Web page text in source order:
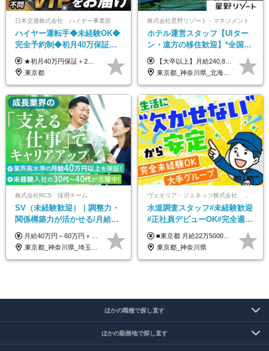
日本交通株式会社 ハイヤー事業部
ハイヤー運転手◆未経験OK◆
完全予約制◆初月40万保証◆
平均年収600万◆約4ヶ月研修
あり◆運転は1日4hほど
★初月40万円保証＋2～6ヶ月目35万円保証 ★平均年収600万円 月給236,000円（一律手当含む）＋運転手当（運転した時間に応じて支給）＋残業代＋賞与年2回 ※基礎研修期間（10日間）は日給1万円を支給します ※試用期間中（3ヶ月）の給与・待遇に差異はありません ※残業代は全額支給します
東京都
株式会社星野リゾート・マネジメント
ホテル運営スタッフ【UIター
ン・遠方の移住歓迎】*全国募
集*週休3日/年休161日可*未経
験OK*新規開業あり
【大卒以上】月給240,800円以上+賞与2回+各種手当 【短大・専門学校卒】月給204,400円以上+賞与2回+各種手当 【上記以外】月給187,000円以上+賞与2回+各種手当 ※経験、資格、能力等を考慮の上、決定いたします ※残業代全額支給 ※試用期間3ヶ月（条件変更なし）
東京都_神奈川県_北海道_青森県_山形県_福島県_栃木県_群馬県_山梨県_長野県_石川県_静岡県_岐阜県_京都府_広島県_島根県_山口県_高知県_長崎県_大分県_鹿児島県_沖縄県
株式会社RCS 採用チーム
SV（未経験歓迎）｜調整力・
関係構築力が活かせる/月給40
万円以上/30～40代活躍中/6か
月間の研修充実
月給40万円～60万円＋各種手当＋業績賞与 ◎経験や能力等を考慮し、優遇いたします！ ◎成果により業績賞与を年2回支給します！ 上記月給には、固定残業代として 「60,800円～95,000円（28時間分）」を含む。 超過分は別途全額支給します。
東京都_神奈川県_埼玉県_千葉県_大阪府_愛知県_北海道_青森県_岩手県_宮城県_秋田県_山形県_福島県_茨城県_栃木県_群馬県_新潟県_山梨県_長野県_富山県_石川県_福井県_静岡県_岐阜県_三重県_兵庫県_京都府_滋賀県_奈良県_和歌山県_広島県_岡山県_鳥取県_島根県_山口県_徳島県_香川県_愛媛県_高知県_福岡県_熊本県_佐賀県_長崎県_大分県_宮崎県_鹿児島県_沖縄県
水道調査スタッフ#未経験歓迎
#正社員デビューOK#完全週休
2日制#年休125日#資格取得支
援有#社員数千人以上
■東京都 月給22万5000円（東京地域手当3万円含）～25万円＋残業代全額支給＋各種手当 ■神奈川県 月給19万5000円～24万円＋残業代全額支給＋各種手当 ※年齢・経験を考慮し決定 ※試用期間3ヶ月（期間中の給与・待遇に差異はありません） ◆通勤手当あり（全額支給） ◆昇給年1回、賞与年2回。世界最大級の環境企業グループならではの安定した給与体系です。
東京都_神奈川県
ほかの職種で探し直す
ほかの勤務地で探し直す